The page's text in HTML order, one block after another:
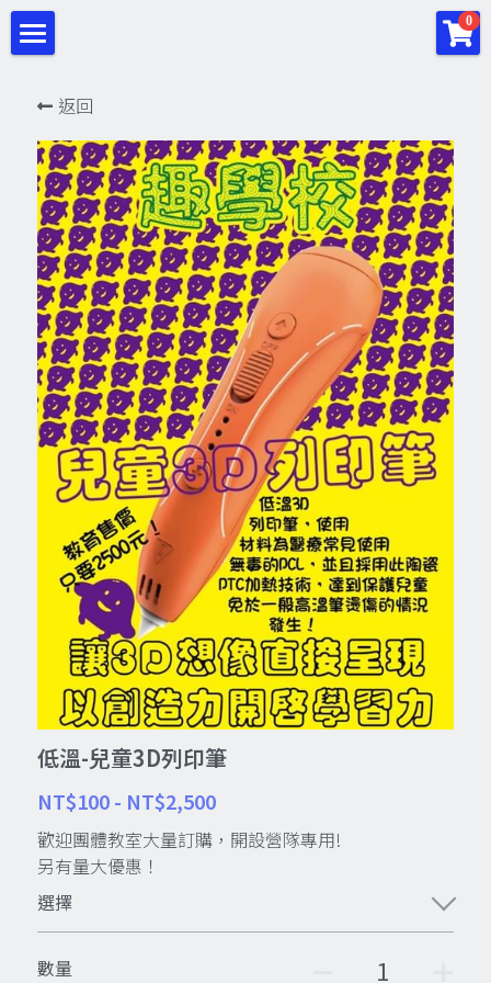
0
2024夏令營
金石3D代印
Python套件
趣學校
趣學校
趣學校-營隊課程
STEAM教育與設備
Beamo
3DSTEAM教育
留聲機
T3D印表機
VR如此簡易
程式教育
Micro:Bit
趣學校-線上課程
專業3D印表機
iMaker創客教育
奧迪抖音科學營
iMaker創客教育聯盟
Mio Car
魔法光膠
CREATE 3D PRINTER
iMaker 3D印表機
公開展覽與報導
新聞介紹
參與展覽
Ender-5S1
小小創客節
智慧3D印表機
A950 AI
Mpython
下載文件
3D列印的20堂課
創塊
3D SHOW
購物車
CREATEX3D列印機
返回
低溫-兒童3D列印筆
NT$100 - NT$2,500
歡迎團體教室大量訂購，開設營隊專用!
另有量大優惠！
選擇
數量
×
所有商品分類